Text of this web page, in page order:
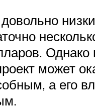
Однако
может
а его